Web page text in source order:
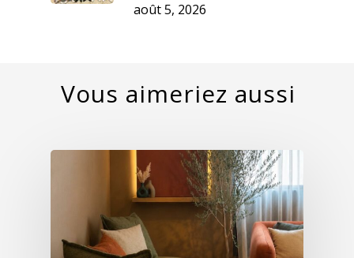
août 5, 2026